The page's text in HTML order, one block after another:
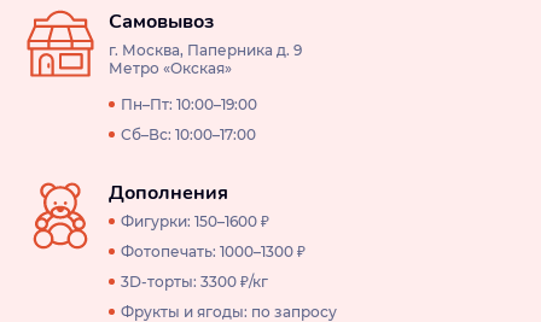
Самовывоз
г. Москва, Паперника д. 9
Метро «Окская»
Пн–Пт: 10:00–19:00
Сб–Вс: 10:00–17:00
Дополнения
Фигурки: 150–1600 ₽
Фотопечать: 1000–1300 ₽
3D-торты: 3300 ₽/кг
Фрукты и ягоды: по запросу